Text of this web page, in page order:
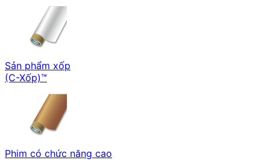
Sản phẩm xốp
(C-Xốp)™
Phim có chức năng cao